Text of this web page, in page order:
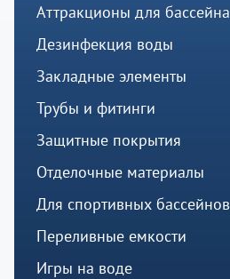
Аттракционы для бассейна
Дезинфекция воды
Закладные элементы
Трубы и фитинги
Защитные покрытия
Отделочные материалы
Для спортивных бассейнов
Переливные емкости
Игры на воде